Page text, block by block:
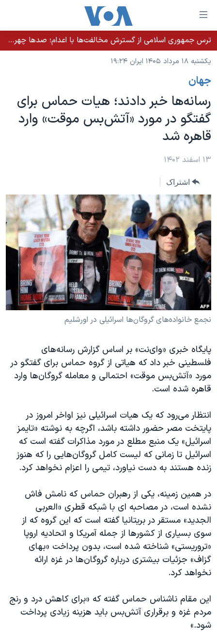
لینکهای
قابل
دسترسی
جهش
محتوای
اصلی
جهش
صفحه
جهش
خانه
نسخه سبک وب‌سایت
موضوع ها
ایران
آمریکا
جهان
ورزشی
ویدیوها
فرهنگ و زندگی
حقوق شهروندی
اقتصادی
علم و فناوری
اسرائیل در جنگ
برنامه های تلویزیونی
جدول برنامه ها
صفحه‌های ویژه
جام جهانی ۲۰۲۶
بایگانی برنامه‌های تلویزیونی
مستندها
انتخابات ریاست جمهوری آمریکا ۲۰۲۴
حمله جمهوری اسلامی به اسرائیل
رمز مهسا
ورزش زنان در ایران
اعتراضات زن، زندگی، آزادی
تریبونال مردمی آبان ۹۸
دادگاه حمید نوری
چهل سال گروگان‌گیری
اعتراضات مردمی آبان ۹۸
اسرائیل در جنگ
نرگس محمدی برنده جایزه نوبل صلح
همایش محافظه‌کاران آمریکا «سی‌پک»
سفر پرزیدنت ترامپ به چین
فرکانس‌های صدای آمریکا
پخش رادیویی
یادگیری زبان انگلیسی
دنبال کنید
زبانهای مختلف
ترس جمهوری اسلامی از گسترش مخالفت‌ها با اعدام؛ صدها چهره شناخته‌شده به دادسرا احضار شدند
یکشنبه ۱۸ مرداد ۱۴۰۵ ایران ۱۹:۲۴
جهان
رسانه‌ها خبر دادند؛ هیات حماس برای
گفتگو در مورد «آتش‌بس موقت» وارد
قاهره شد
۱۳ اسفند ۱۴۰۲
اشتراک
نجمع خانواده‌های گروگان‌ها اسرائیلی در اورشلیم
پایگاه خبری «وای‌نت» بر اساس گزارش رسانه‌های
فلسطینی خبر داد که هیاتی از گروه حماس برای گفتگو در
مورد «آتش‌بس موقت» احتمالی و معامله گروگان‌ها وارد
قاهره شده است.
انتظار می‌رود که یک هیات اسرائیلی نیز اواخر امروز در
پایتخت مصر حضور داشته باشد، اگرچه به نوشته «تایمز
اسرائیل» یک منبع مطلع در مورد مذاکرات گفته است که
اسرائیل تا زمانی که لیست کامل گروگان‌هایی را که هنوز
زنده هستند به دست نیاورد، تیمی را اعزام نخواهد کرد.
در همین زمینه، یکی از رهبران حماس که نامش فاش
نشده است، در مصاحبه ای با شبکه قطری «العربی
الجدید» مستقر در بریتانیا گفته است که این گروه که از
سوی بسیاری از کشورها از جمله آمریکا و اتحادیه اروپا
«تروریستی» شناخته شده‌ است، بدون پرداخت «بهای
گزاف» جزئیات بیشتری درباره گروگان‌ها در غزه ارائه
نخواهد کرد.
این مقام ناشناس حماس گفته که «برای کاهش درد و رنج
مردم غزه و برقراری آتش‌بس باید هزینه زیادی پرداخت
شود.»